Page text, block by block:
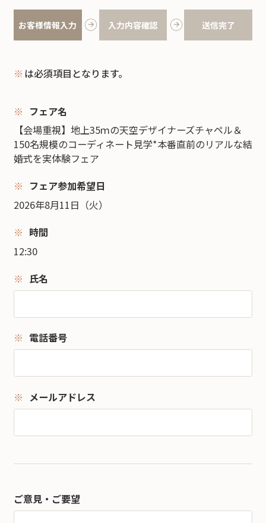
お客様情報入力 入力内容確認 送信完了
※ は必須項目となります。
フェア名
【会場重視】地上35ｍの天空デザイナーズチャペル＆
150名規模のコーディネート見学*本番直前のリアルな結
婚式を実体験フェア
フェア参加希望日
2026年8月11日（火）
時間
12:30
氏名
電話番号
メールアドレス
ご意見・ご要望